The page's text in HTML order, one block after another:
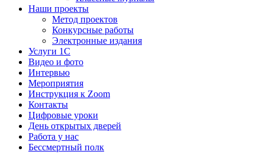
Наши проекты
Метод проектов
Конкурсные работы
Электронные издания
Услуги 1C
Видео и фото
Интервью
Мероприятия
Инструкция к Zoom
Контакты
Цифровые уроки
День открытых дверей
Работа у нас
Бессмертный полк